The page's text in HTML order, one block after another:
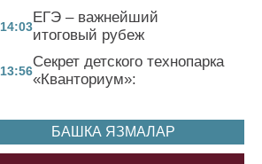
14:03
ЕГЭ – важнейший
итоговый рубеж
13:56
Секрет детского технопарка
«Кванториум»:
БАШКА ЯЗМАЛАР